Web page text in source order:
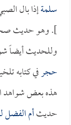
سلمةإذا بال
]. وهو حديث
وللحديث أيضاً
حجرفي كتابه
هذه بعض شواهد
حديثأم الفضل